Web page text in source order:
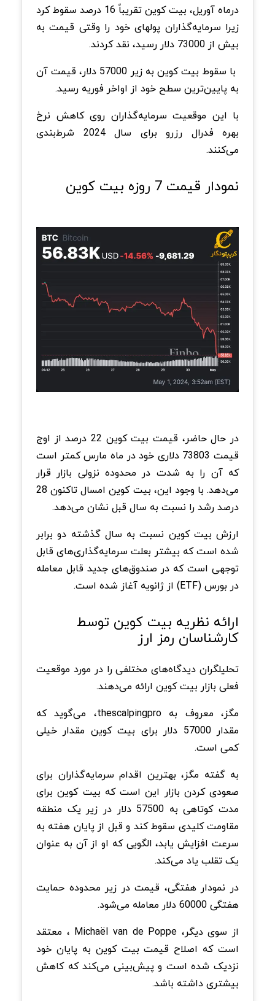
درماه آوریل، بیت کوین تقریباً 16 درصد سقوط کرد
زیرا سرمایه‌گذاران پولهای خود را وقتی قیمت به
بیش از 73000 دلار رسید، نقد کردند.
با سقوط بیت کوین به زیر 57000 دلار، قیمت آن
به پایین‌ترین سطح خود از اواخر فوریه رسید.
با این موقعیت سرمایه‌گذاران روی کاهش نرخ
بهره فدرال رزرو برای سال 2024 شرط‌بندی
می‌کنند.
نمودار قیمت 7 روزه بیت کوین
در حال حاضر، قیمت بیت کوین 22 درصد از اوج
قیمت 73803 دلاری خود در ماه مارس کمتر است
که آن را به شدت در محدوده نزولی بازار قرار
می‌دهد. با وجود این، بیت کوین امسال تاکنون 28
درصد رشد را نسبت به سال قبل نشان می‌دهد.
ارزش بیت کوین نسبت به سال گذشته دو برابر
شده است که بیشتر بعلت سرمایه‌گذاری‌های قابل
توجهی است که در صندوق‌های جدید قابل معامله
در بورس (ETF) از ژانویه آغاز شده است.
ارائه نظریه بیت کوین توسط
کارشناسان رمز ارز
تحلیلگران دیدگاه‌های مختلفی را در مورد موقعیت
فعلی بازار بیت کوین ارائه می‌دهند.
مگز، معروف به thescalpingpro، می‌گوید که
مقدار 57000 دلار برای بیت کوین مقدار خیلی
کمی است.
به گفته مگز، بهترین اقدام سرمایه‌گذاران برای
صعودی کردن بازار این است که بیت کوین برای
مدت کوتاهی به 57500 دلار در زیر یک منطقه
مقاومت کلیدی سقوط کند و قبل از پایان هفته به
سرعت افزایش یابد، الگویی که او از آن به عنوان
یک تقلب یاد می‌کند.
در نمودار هفتگی، قیمت در زیر محدوده حمایت
هفتگی 60000 دلار معامله می‌شود.
از سوی دیگر، Michaël van de Poppe ، معتقد
است که اصلاح قیمت بیت کوین به پایان خود
نزدیک شده است و پیش‌بینی می‌کند که کاهش
بیشتری داشته باشد.